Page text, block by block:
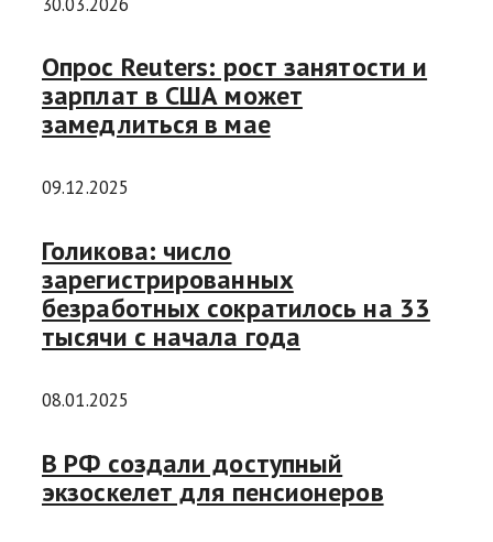
Опрос Reuters: рост занятости и
зарплат в США может
замедлиться в мае
09.12.2025
Голикова: число
зарегистрированных
безработных сократилось на 33
тысячи с начала года
08.01.2025
В РФ создали доступный
экзоскелет для пенсионеров